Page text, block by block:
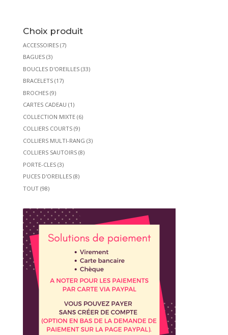
Choix produit
ACCESSOIRES (7)
BAGUES (3)
BOUCLES D'OREILLES (33)
BRACELETS (17)
BROCHES (9)
CARTES CADEAU (1)
COLLECTION MIXTE (6)
COLLIERS COURTS (9)
COLLIERS MULTI-RANG (3)
COLLIERS SAUTOIRS (8)
PORTE-CLES (3)
PUCES D'OREILLES (8)
TOUT (98)